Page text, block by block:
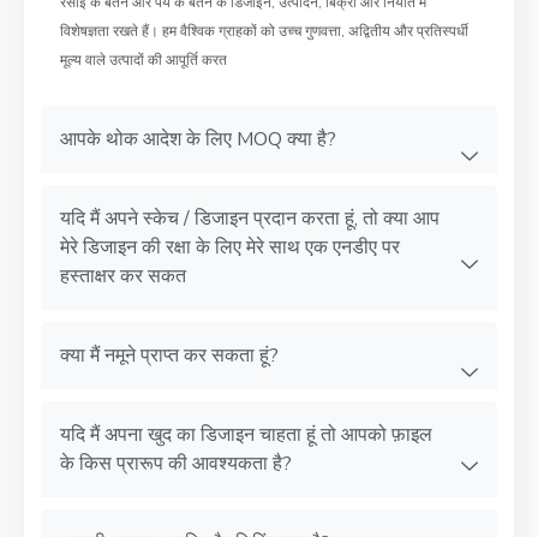
विशेषज्ञता रखते हैं। हम वैश्विक ग्राहकों को उच्च गुणवत्ता, अद्वितीय और प्रतिस्पर्धी
मूल्य वाले उत्पादों की आपूर्ति करत
आपके थोक आदेश के लिए MOQ क्या है?
यदि मैं अपने स्केच / डिजाइन प्रदान करता हूं, तो क्या आप
मेरे डिजाइन की रक्षा के लिए मेरे साथ एक एनडीए पर
हस्ताक्षर कर सकत
क्या मैं नमूने प्राप्त कर सकता हूं?
यदि मैं अपना खुद का डिजाइन चाहता हूं तो आपको फ़ाइल
के किस प्रारूप की आवश्यकता है?